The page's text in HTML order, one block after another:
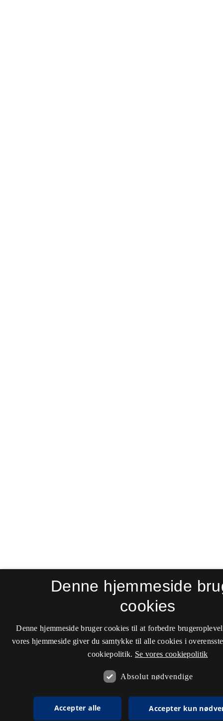
Denne hjemmeside
cookies
Denne hjemmeside bruger cookies til at forbedre
vores hjemmeside giver du samtykke til alle cookies i
cookiepolitik. Se vores cookiepolitik
Absolut nødvendige
Accepter alle Accepter kun